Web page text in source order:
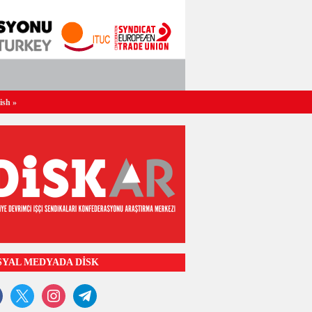
»
MEDYADA DİSK
x instagramtelegram